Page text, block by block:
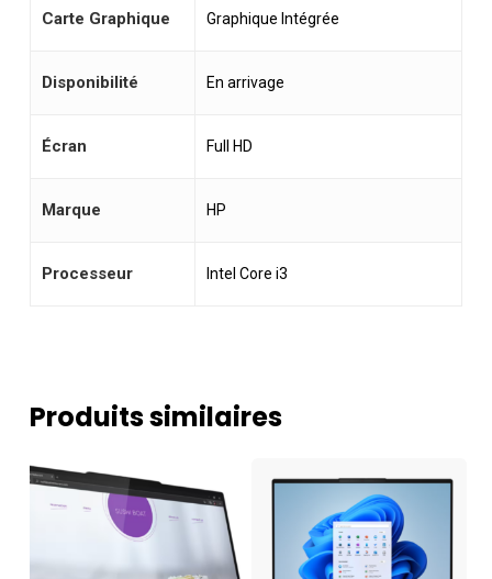
Carte Graphique Graphique Intégrée
Disponibilité En arrivage
Écran Full HD
Marque HP
Processeur Intel Core i3
Produits similaires